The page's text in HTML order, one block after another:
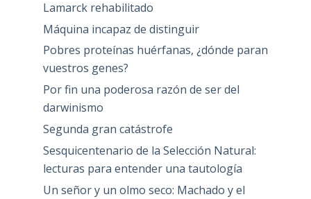
Lamarck rehabilitado
Máquina incapaz de distinguir
Pobres proteínas huérfanas, ¿dónde paran
vuestros genes?
Por fin una poderosa razón de ser del
darwinismo
Segunda gran catástrofe
Sesquicentenario de la Selección Natural:
lecturas para entender una tautología
Un señor y un olmo seco: Machado y el